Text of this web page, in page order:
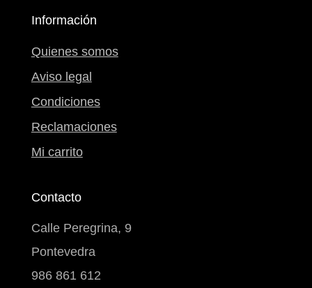
Información
Quienes somos
Aviso legal
Condiciones
Reclamaciones
Mi carrito
Contacto
Calle Peregrina, 9
Pontevedra
986 861 612